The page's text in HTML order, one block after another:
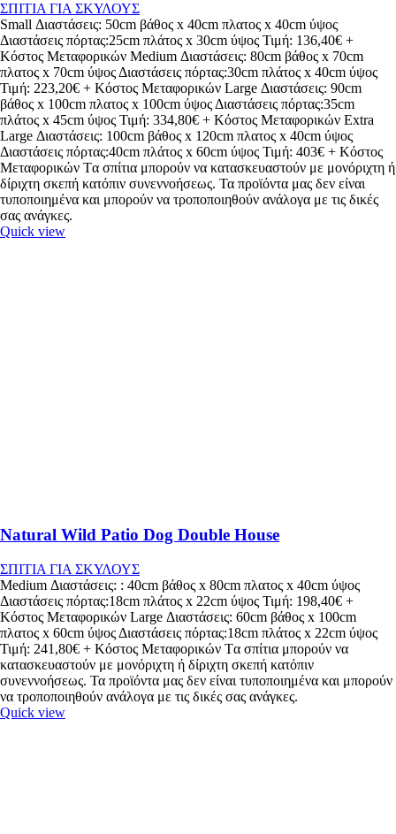
ΣΠΙΤΙΑ ΓΙΑ ΣΚΥΛΟΥΣ
Small Διαστάσεις: 50cm βάθος x 40cm πλατος x 40cm ύψος
Διαστάσεις πόρτας:25cm πλάτος x 30cm ύψος Τιμή: 136,40€ +
Κόστος Μεταφορικών Medium Διαστάσεις: 80cm βάθος x 70cm
πλατος x 70cm ύψος Διαστάσεις πόρτας:30cm πλάτος x 40cm ύψος
Τιμή: 223,20€ + Κόστος Μεταφορικών Large Διαστάσεις: 90cm
βάθος x 100cm πλατος x 100cm ύψος Διαστάσεις πόρτας:35cm
πλάτος x 45cm ύψος Τιμή: 334,80€ + Κόστος Μεταφορικών Extra
Large Διαστάσεις: 100cm βάθος x 120cm πλατος x 40cm ύψος
Διαστάσεις πόρτας:40cm πλάτος x 60cm ύψος Τιμή: 403€ + Κόστος
Μεταφορικών Tα σπίτια μπορούν να κατασκευαστούν με μονόριχτη ή
δίριχτη σκεπή κατόπιν συνεννοήσεως. Τα προϊόντα μας δεν είναι
τυποποιημένα και μπορούν να τροποποιηθούν ανάλογα με τις δικές
σας ανάγκες.
Quick view
Natural Wild Patio Dog Double House
ΣΠΙΤΙΑ ΓΙΑ ΣΚΥΛΟΥΣ
Medium Διαστάσεις: : 40cm βάθος x 80cm πλατος x 40cm ύψος
Διαστάσεις πόρτας:18cm πλάτος x 22cm ύψος Τιμή: 198,40€ +
Κόστος Μεταφορικών Large Διαστάσεις: 60cm βάθος x 100cm
πλατος x 60cm ύψος Διαστάσεις πόρτας:18cm πλάτος x 22cm ύψος
Τιμή: 241,80€ + Κόστος Μεταφορικών Tα σπίτια μπορούν να
κατασκευαστούν με μονόριχτη ή δίριχτη σκεπή κατόπιν
συνεννοήσεως. Τα προϊόντα μας δεν είναι τυποποιημένα και μπορούν
να τροποποιηθούν ανάλογα με τις δικές σας ανάγκες.
Quick view